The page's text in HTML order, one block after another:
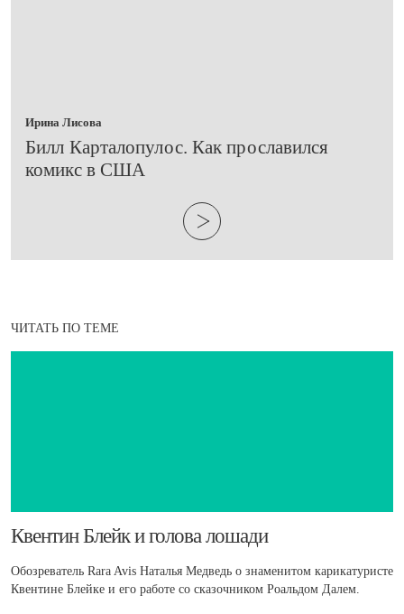
Ирина Лисова
​Билл Карталопулос. Как прославился
комикс в США
ЧИТАТЬ ПО ТЕМЕ
Квентин Блейк и голова лошади
Обозреватель Rara Avis Наталья Медведь о знаменитом карикатуристе
Квентине Блейке и его работе со сказочником Роальдом Далем.